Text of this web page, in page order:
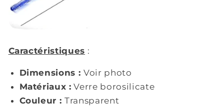
Caractéristiques :
Dimensions :Voir photo
Matériaux : Verre borosilicate
Couleur :Transparent